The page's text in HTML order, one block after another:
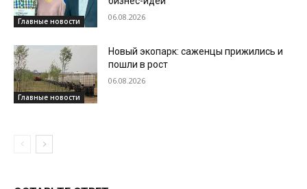
Главные новости 06.08.2026
Главные новости
Новый экопарк: саженцы прижились и
пошли в рост
06.08.2026